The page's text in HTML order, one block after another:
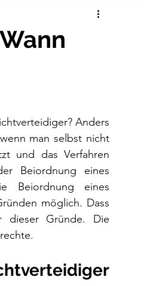
Anders
man selbst nicht
und das Verfahren
Beiordnung eines
Beiordnung eines
möglich. Dass
dieser Gründe. Die